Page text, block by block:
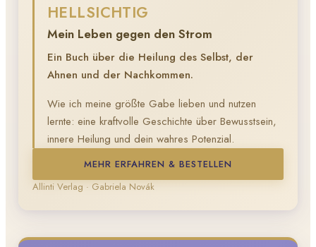
HELLSICHTIG
Mein Leben gegen den Strom
Ein Buch über die Heilung des Selbst, der
Ahnen und der Nachkommen.
Wie ich meine größte Gabe lieben und nutzen
lernte: eine kraftvolle Geschichte über Bewusstsein,
innere Heilung und dein wahres Potenzial.
MEHR ERFAHREN & BESTELLEN
Allinti Verlag · Gabriela Novák